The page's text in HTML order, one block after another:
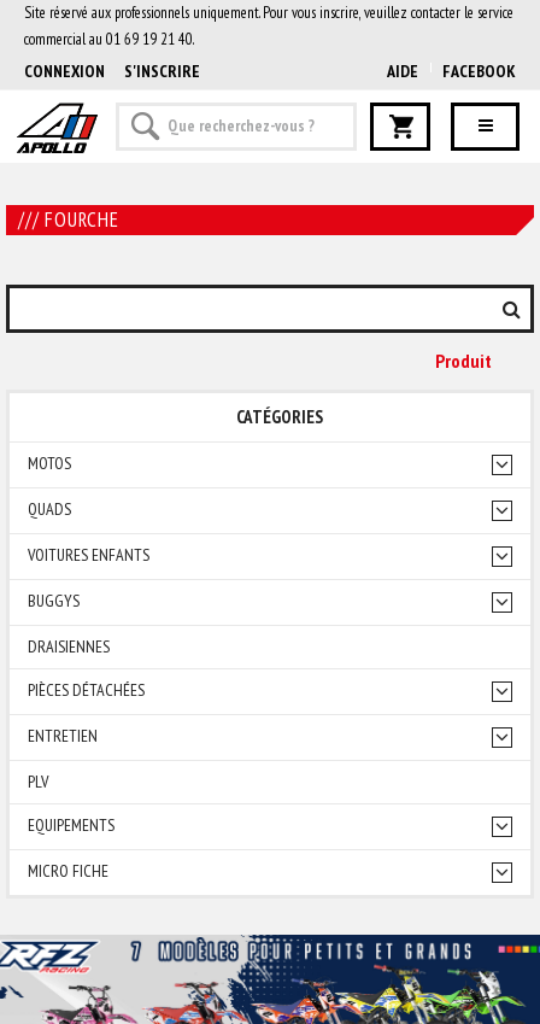
Site réservé aux professionnels uniquement. Pour vous inscrire, veuillez contacter le service
commercial au 01 69 19 21 40.
CONNEXION S'INSCRIRE AIDE FACEBOOK
/// FOURCHE
Produit
CATÉGORIES
MOTOS
QUADS
VOITURES ENFANTS
BUGGYS
DRAISIENNES
PIÈCES DÉTACHÉES
ENTRETIEN
PLV
EQUIPEMENTS
MICRO FICHE